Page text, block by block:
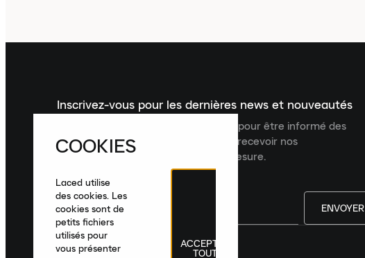
Inscrivez-vous pour les dernières news et nouveautés
Inscrivez-vous à la newsletter Laced pour être informé des
dernières nouveautés, collections et recevoir nos
recommandations de produits sur mesure.
ENVOYER
France|Français
COOKIES
Laced utilise
des cookies. Les
cookies sont de
petits fichiers
utilisés pour
vous présenter
ACCEPTER
TOUT